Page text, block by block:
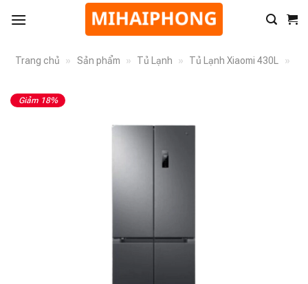
Trang chủ » Sản phẩm » Tủ Lạnh » Tủ Lạnh Xiaomi 430L »
Giảm 18%